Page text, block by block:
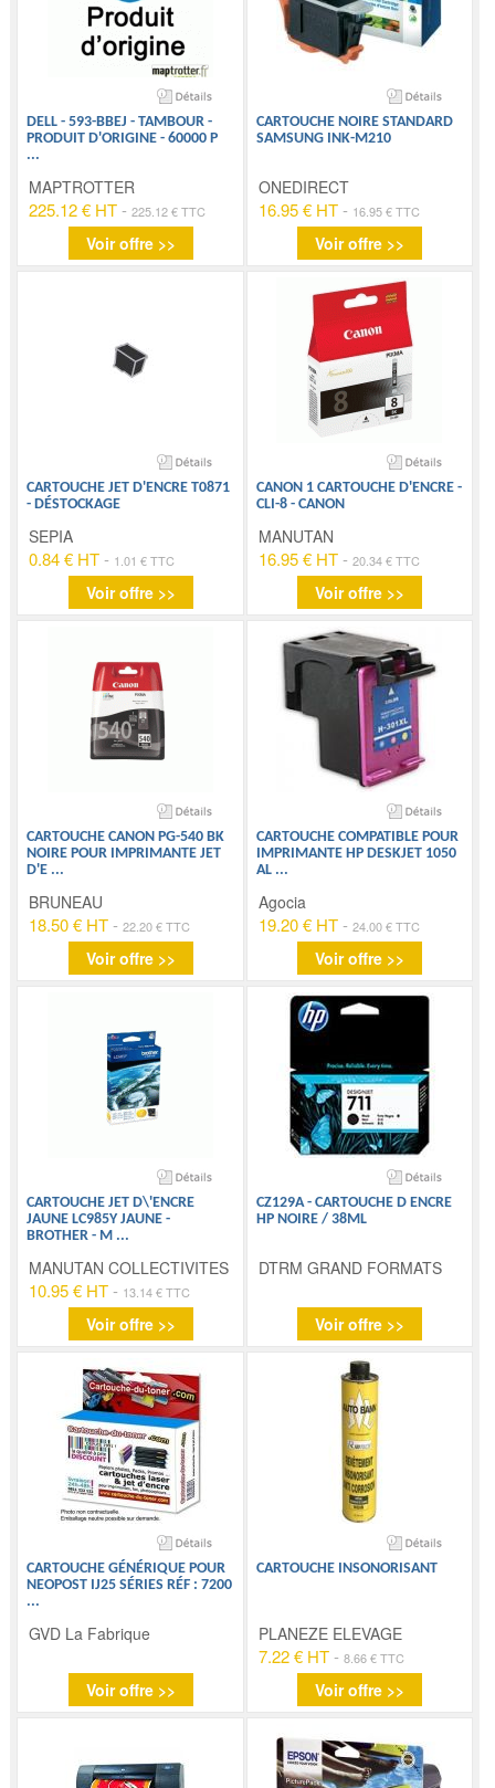
DELL - 593-BBEJ - TAMBOUR -
PRODUIT D'ORIGINE - 60000 P
...
MAPTROTTER
225.12 € HT -225.12 € TTC
Voir offre >>
CARTOUCHE NOIRE STANDARD
SAMSUNG INK-M210
ONEDIRECT
16.95 € HT- 16.95 € TTC
Voir offre >>
CARTOUCHE JET D'ENCRE T0871
- DÉSTOCKAGE
SEPIA
0.84 € HT - 1.01 € TTC
Voir offre >>
CANON 1 CARTOUCHE D'ENCRE -
CLI-8 - CANON
MANUTAN
16.95 € HT- 20.34 € TTC
Voir offre >>
CARTOUCHE CANON PG-540 BK
NOIRE POUR IMPRIMANTE JET
D'E ...
BRUNEAU
18.50 € HT -22.20 € TTC
Voir offre >>
CARTOUCHE COMPATIBLE POUR
IMPRIMANTE HP DESKJET 1050
AL ...
Agocia
19.20 € HT- 24.00 € TTC
Voir offre >>
CARTOUCHE JET D\'ENCRE
JAUNE LC985Y JAUNE -
BROTHER - M ...
MANUTAN COLLECTIVITES
10.95 € HT - 13.14 € TTC
Voir offre >>
CZ129A - CARTOUCHE D ENCRE
HP NOIRE / 38ML
DTRM GRAND FORMATS
Voir offre >>
CARTOUCHE GÉNÉRIQUE POUR
NEOPOST IJ25 SÉRIES RÉF : 7200
...
GVD La Fabrique
Voir offre >>
CARTOUCHE INSONORISANT
PLANEZE ELEVAGE
7.22 € HT- 8.66 € TTC
Voir offre >>